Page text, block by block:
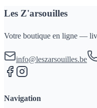
Les Z'arsouilles
Votre boutique en ligne —
info@leszarsouilles.be
Navigation